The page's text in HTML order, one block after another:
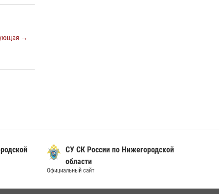
→
СУ СК России по Нижегородской
области
Официальный сайт